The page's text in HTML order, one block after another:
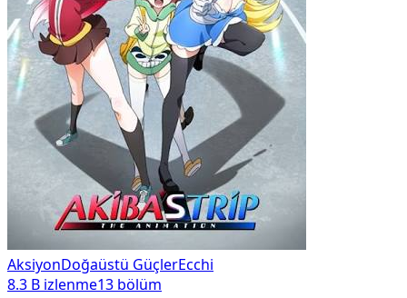
AksiyonDoğaüstü GüçlerEcchi
8.3 B izlenme13 bölüm